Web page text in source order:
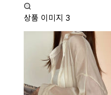
상품 이미지 3